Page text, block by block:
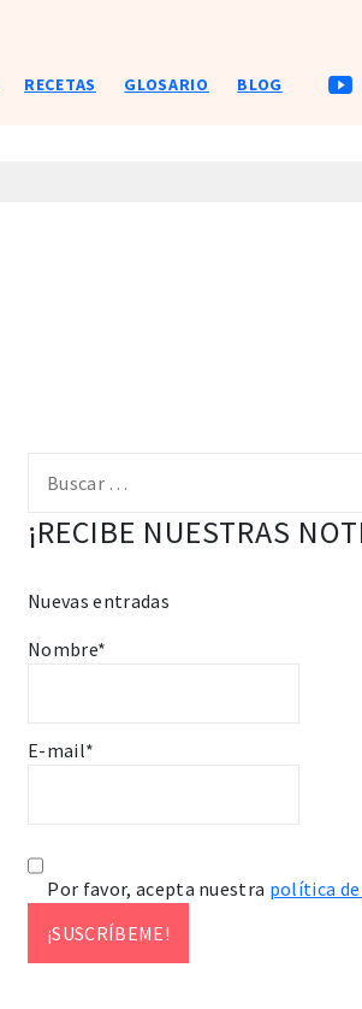
RECETAS GLOSARIO BLOG
¡RECIBE NUESTRAS
Nuevas entradas
Nombre*
E-mail*
Por favor, acepta nuestra política